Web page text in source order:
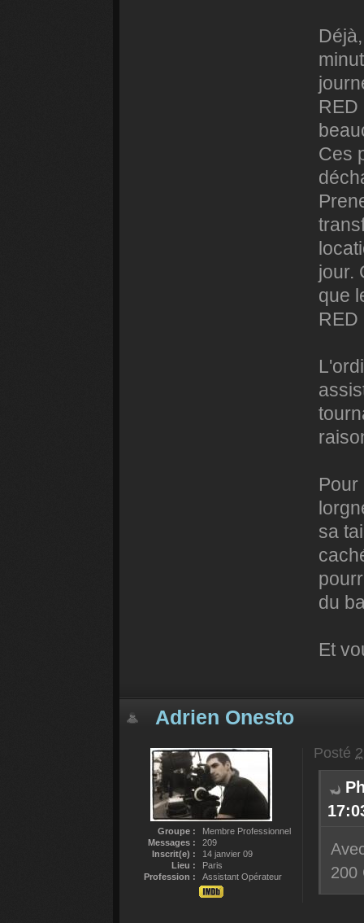
RED
Ces
jour.
que
RED
sa
du
Et
Adrien Onesto
Groupe :
Membre Professionnel
Messages :
209
Inscrit(e) :
14 janvier 09
Lieu :
Paris
Profession :
Assistant Opérateur
Posté
200